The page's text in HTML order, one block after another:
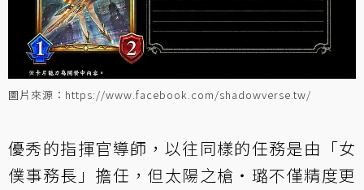
圖片來源：https://www.facebook.com/shadowverse.tw/
優秀的指揮官導師，以往同樣的任務是由「女
僕事務長 」擔任，但太陽之槍‧璐不僅精度更